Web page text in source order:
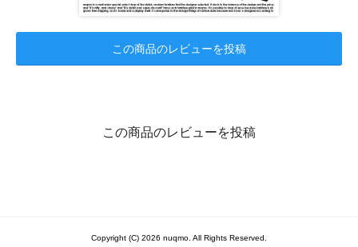
この商品のレビューを投稿
この商品のレビューを投稿
Copyright (C) 2026 nuqmo. All Rights Reserved.